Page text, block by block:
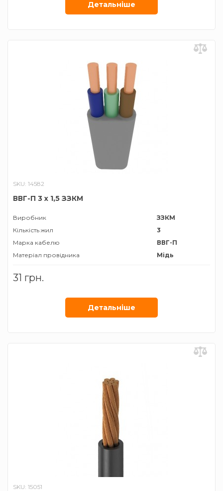
Детальнiше
SKU: 14582
ВВГ-П 3 х 1,5 ЗЗКМ
Виробник
ЗЗКМ
Кількість жил
3
Марка кабелю
ВВГ-П
Матеріал провідника
Мідь
31 грн.
Детальнiше
SKU: 15051